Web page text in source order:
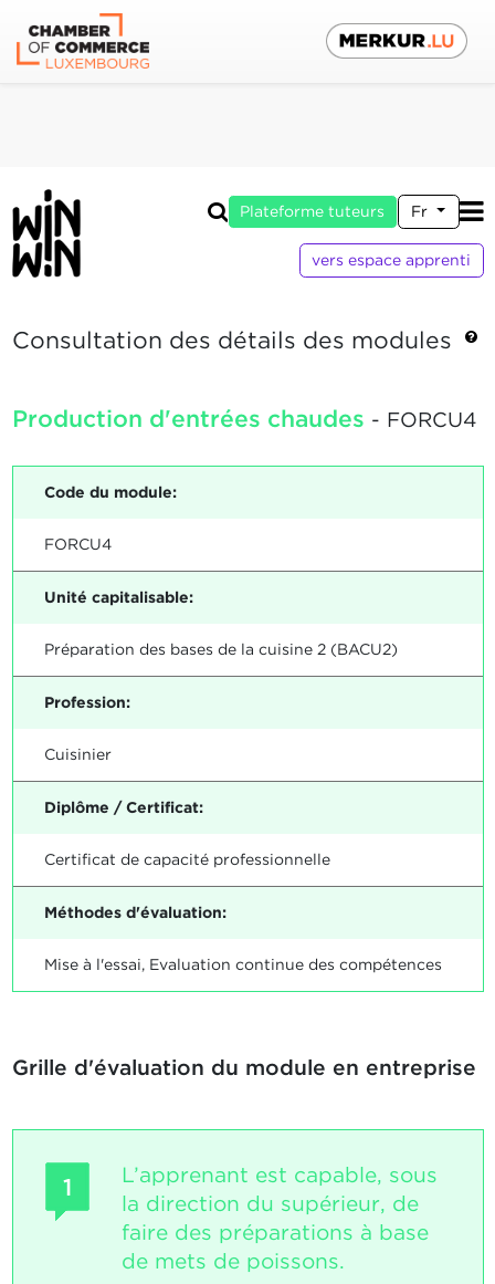
Plateforme tuteurs Fr
vers espace apprenti
Consultation des détails des modules
Production d'entrées chaudes - FORCU4
Code du module:
FORCU4
Unité capitalisable:
Préparation des bases de la cuisine 2 (BACU2)
Profession:
Cuisinier
Diplôme / Certificat:
Certificat de capacité professionnelle
Méthodes d'évaluation:
Mise à l'essai, Evaluation continue des compétences
Grille d'évaluation du module en entreprise
1
L’apprenant est capable, sous
la direction du supérieur, de
faire des préparations à base
de mets de poissons.